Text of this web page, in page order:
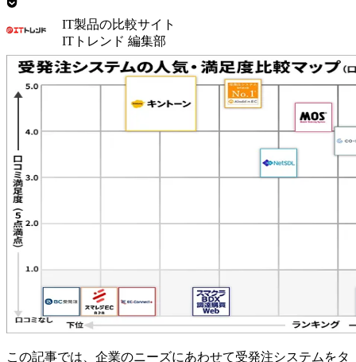
IT製品の比較サイト
ITトレンド 編集部
この記事では、企業のニーズにあわせて受発注システムをタ